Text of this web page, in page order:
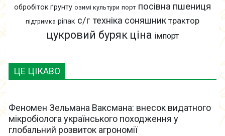
ЦЕ ЦІКАВО
Феномен Зельмана Ваксмана: внесок видатного
мікробіолога українського походження у
глобальний розвиток агрономії
обробіток ґрунту озимі культури порт посівна пшениця
підтримка ріпак с/г техніка соняшник трактор
цукровий буряк ціна імпорт